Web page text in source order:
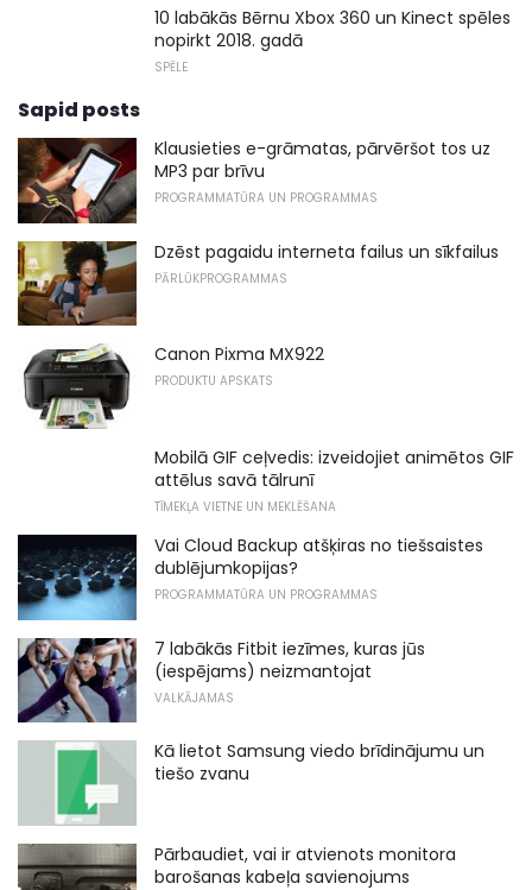
10 labākās Bērnu Xbox 360 un Kinect spēles
nopirkt 2018. gadā
SPĒLE
Sapid posts
Klausieties e-grāmatas, pārvēršot tos uz
MP3 par brīvu
PROGRAMMATŪRA UN PROGRAMMAS
Dzēst pagaidu interneta failus un sīkfailus
PĀRLŪKPROGRAMMAS
Canon Pixma MX922
PRODUKTU APSKATS
Mobilā GIF ceļvedis: izveidojiet animētos GIF
attēlus savā tālrunī
TĪMEKĻA VIETNE UN MEKLĒŠANA
Vai Cloud Backup atšķiras no tiešsaistes
dublējumkopijas?
PROGRAMMATŪRA UN PROGRAMMAS
7 labākās Fitbit iezīmes, kuras jūs
(iespējams) neizmantojat
VALKĀJAMAS
Kā lietot Samsung viedo brīdinājumu un
tiešo zvanu
Pārbaudiet, vai ir atvienots monitora
barošanas kabeļa savienojums